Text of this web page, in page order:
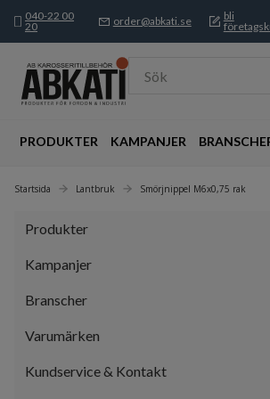
040-22 00
20
order@abkati.se
bli
Sök
PRODUKTER KAMPANJER
Startsida Lantbruk Smörjnippel M6x0,75 rak
Produkter
Kampanjer
Branscher
Varumärken
Kundservice & Kontakt